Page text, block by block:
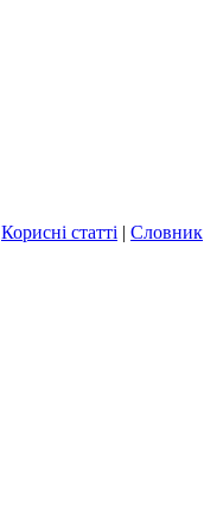
Корисні статті | Словник